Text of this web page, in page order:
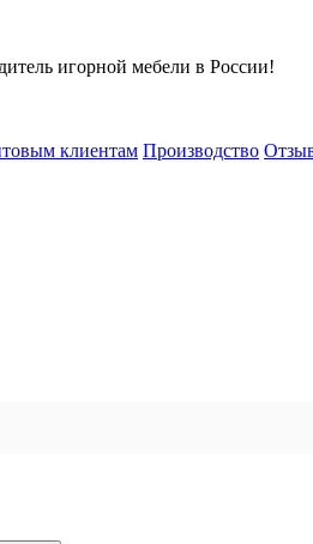
игорной мебели в России!
клиентам Производство